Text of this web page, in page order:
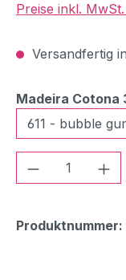
Preise inkl.
Versandfertig
Madeira Cotona
Produkt
Produktnummer: